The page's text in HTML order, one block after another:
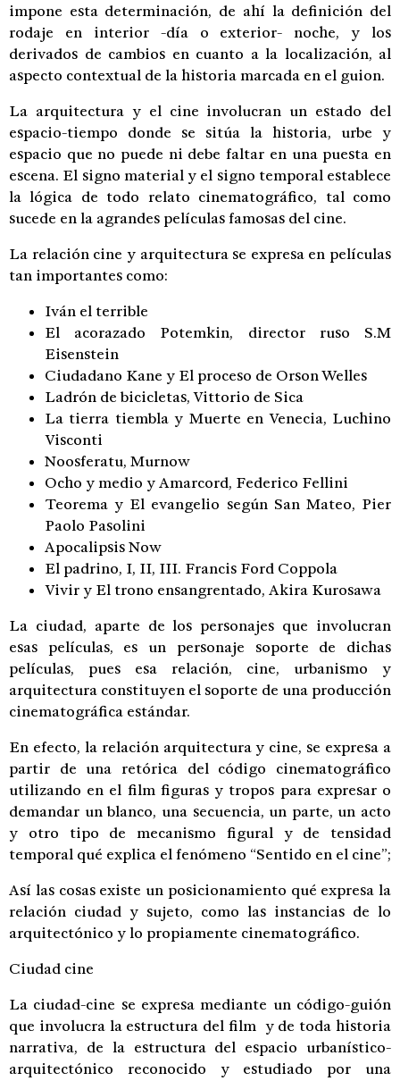
impone esta determinación, de ahí la definición del
rodaje en interior -día o exterior- noche, y los
derivados de cambios en cuanto a la localización, al
aspecto contextual de la historia marcada en el guion.
La arquitectura y el cine involucran un estado del
espacio-tiempo donde se sitúa la historia, urbe y
espacio que no puede ni debe faltar en una puesta en
escena. El signo material y el signo temporal establece
la lógica de todo relato cinematográfico, tal como
sucede en la agrandes películas famosas del cine.
La relación cine y arquitectura se expresa en películas
tan importantes como:
Iván el terrible
El acorazado Potemkin, director ruso S.M
Eisenstein
Ciudadano Kane y El proceso de Orson Welles
Ladrón de bicicletas, Vittorio de Sica
La tierra tiembla y Muerte en Venecia, Luchino
Visconti
Noosferatu, Murnow
Ocho y medio y Amarcord, Federico Fellini
Teorema y El evangelio según San Mateo, Pier
Paolo Pasolini
Apocalipsis Now
El padrino, I, II, III. Francis Ford Coppola
Vivir y El trono ensangrentado, Akira Kurosawa
La ciudad, aparte de los personajes que involucran
esas películas, es un personaje soporte de dichas
películas, pues esa relación, cine, urbanismo y
arquitectura constituyen el soporte de una producción
cinematográfica estándar.
En efecto, la relación arquitectura y cine, se expresa a
partir de una retórica del código cinematográfico
utilizando en el film figuras y tropos para expresar o
demandar un blanco, una secuencia, un parte, un acto
y otro tipo de mecanismo figural y de tensidad
temporal qué explica el fenómeno “Sentido en el cine”;
Así las cosas existe un posicionamiento qué expresa la
relación ciudad y sujeto, como las instancias de lo
arquitectónico y lo propiamente cinematográfico.
Ciudad cine
La ciudad-cine se expresa mediante un código-guión
que involucra la estructura del film y de toda historia
narrativa, de la estructura del espacio urbanístico-
arquitectónico reconocido y estudiado por una